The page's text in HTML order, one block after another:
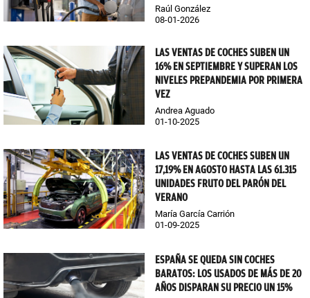
Raúl González
08-01-2026
LAS VENTAS DE COCHES SUBEN UN
16% EN SEPTIEMBRE Y SUPERAN LOS
NIVELES PREPANDEMIA POR PRIMERA
VEZ
Andrea Aguado
01-10-2025
LAS VENTAS DE COCHES SUBEN UN
17,19% EN AGOSTO HASTA LAS 61.315
UNIDADES FRUTO DEL PARÓN DEL
VERANO
María García Carrión
01-09-2025
ESPAÑA SE QUEDA SIN COCHES
BARATOS: LOS USADOS DE MÁS DE 20
AÑOS DISPARAN SU PRECIO UN 15%